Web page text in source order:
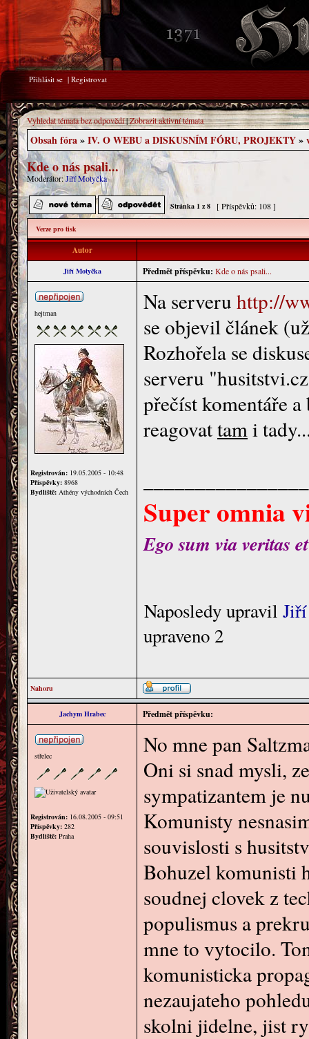
Přihlásit se | Registrovat
Vyhledat témata bez odpovědí|Zobrazit aktivní témata
Obsah fóra»IV. O WEBU a DISKUSNÍM FÓRU, PROJEKTY»
Kde o nás psali...
Moderátor:Jiří Motyčka
Stránka 1 z8 [ Příspěvků: 108 ]
Verze pro tisk
Autor
Jiří Motyčka Předmět příspěvku: Kde o nás psali...
hejtman
Registrován: 19.05.2005 - 10:48
Příspěvky: 8968
Bydliště: Athény východních Čech
Na serveru http://
se objevil článek
Rozhořela se
serveru
přečíst komentáře
reagovattami
Super omnia
Ego sum via veritas
Naposledy upravil
upraveno 2
Nahoru
Jachym Hrabec Předmět příspěvku:
střelec
Registrován: 16.08.2005 - 09:51
Příspěvky: 282
Bydliště: Praha
No mne pan
Oni si snad mysli,
sympatizantem je
Komunisty
souvislosti s
Bohuzel komunisti
soudnej clovek z
populismus a
mne to vytocilo.
komunisticka
nezaujateho
skolni jidelne, jist